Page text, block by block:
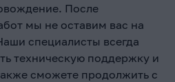
После
мы не оставим вас на
специалисты всегда
техническую поддержку и
сможете продолжить с